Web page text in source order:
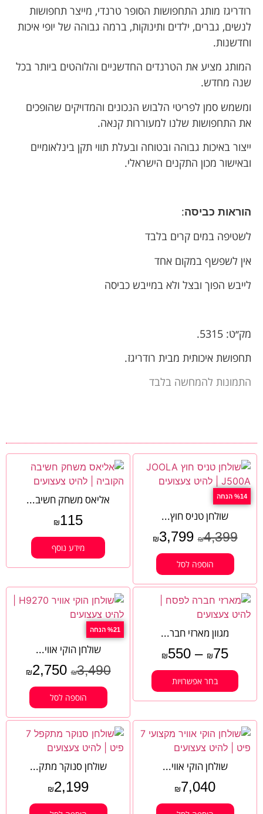
רודריגז מותג התחפושות הסופר טרנדי, מייצר תחפושות
לנשים, גברים, ילדים ותינוקות, ברמה גבוהה של יופי איכות
וחדשנות.
המותג מציע את הטרנדים החדשניים והלוהטים ביותר בכל
שנה מחדש.
ומשמש סמן לפריטי הלבוש הנכונים והמדויקים שהופכים
את התחפושות שלנו למעוררות קנאה.
ייצור באיכות גבוהה ובטוחה ובעלת תווי תקן בינלאומיים
ובאישור מכון התקנים הישראלי.
הוראות כביסה:
לשטיפה במים קרים בלבד
אין לשפשף במקום אחד
לייבש הפוך ובצל ולא במייבש כביסה
מק׳׳ט: 5315.
תחפושת איכותית מבית רודריגז.
התמונות להמחשה בלבד
%14 הנחה
שולחן טניס חוץ...
₪4,399
₪3,799
הוספה לסל
אליאס משחק חשיב...
₪115
מידע נוסף
מגוון מארזי חבר...
₪75
–
₪550
בחר אפשרויות
%21 הנחה
שולחן הוקי אווי...
₪3,490
₪2,750
הוספה לסל
שולחן הוקי אווי...
₪7,040
שולחן סנוקר מתק...
₪2,199